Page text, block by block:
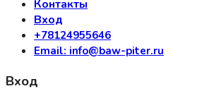
Контакты
Вход
+78124955646
Email: info@baw-piter.ru
Вход